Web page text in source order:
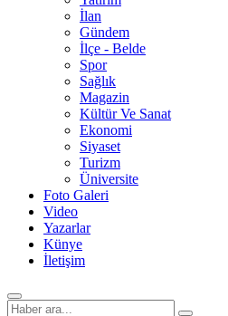
İlan
Gündem
İlçe - Belde
Spor
Sağlık
Magazin
Kültür Ve Sanat
Ekonomi
Siyaset
Turizm
Üniversite
Foto Galeri
Video
Yazarlar
Künye
İletişim